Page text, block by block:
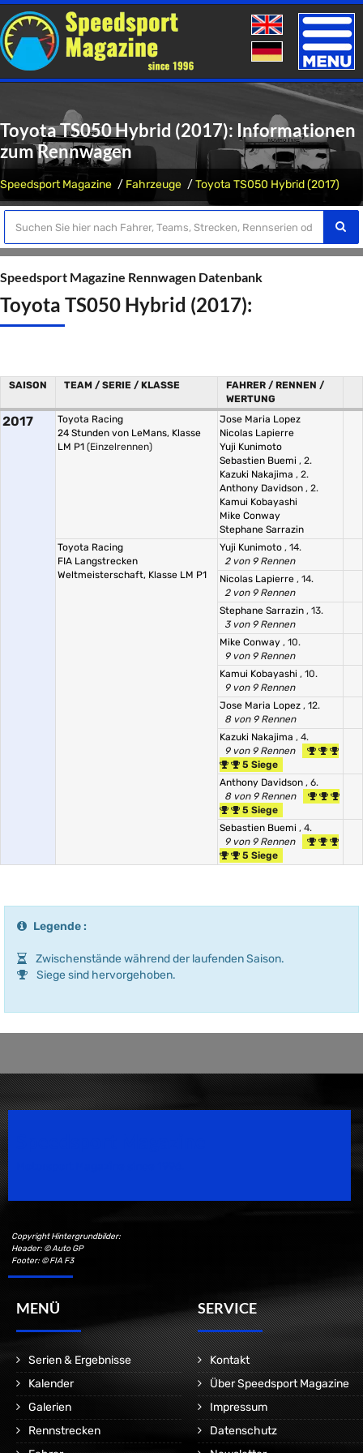
Toggle
Toyota TS050 Hybrid (2017): Informationen
zum Rennwagen
Speedsport Magazine Fahrzeuge Toyota TS050 Hybrid (2017)
Speedsport Magazine Rennwagen Datenbank
Toyota TS050 Hybrid (2017):
SAISON TEAM / SERIE / KLASSE
FAHRER / RENNEN /
WERTUNG
2017
Toyota Racing
24 Stunden von LeMans, Klasse
LM P1 (Einzelrennen)
Jose Maria Lopez
Nicolas Lapierre
Yuji Kunimoto
Sebastien Buemi , 2.
Kazuki Nakajima , 2.
Anthony Davidson , 2.
Kamui Kobayashi
Mike Conway
Stephane Sarrazin
Toyota Racing
FIA Langstrecken
Weltmeisterschaft, Klasse LM P1
Yuji Kunimoto , 14.
2 von 9 Rennen
Nicolas Lapierre , 14.
2 von 9 Rennen
Stephane Sarrazin , 13.
3 von 9 Rennen
Mike Conway , 10.
9 von 9 Rennen
Kamui Kobayashi , 10.
9 von 9 Rennen
Jose Maria Lopez , 12.
8 von 9 Rennen
Kazuki Nakajima , 4.
9 von 9 Rennen
5 Siege
Anthony Davidson , 6.
8 von 9 Rennen
5 Siege
Sebastien Buemi , 4.
9 von 9 Rennen
5 Siege
Legende :
Zwischenstände während der laufenden Saison.
Siege sind hervorgehoben.
Copyright Hintergrundbilder:
Header: © Auto GP
Footer: © FIA F3
MENÜ
Serien & Ergebnisse
Kalender
Galerien
Rennstrecken
SERVICE
Kontakt
Über Speedsport Magazine
Impressum
Datenschutz